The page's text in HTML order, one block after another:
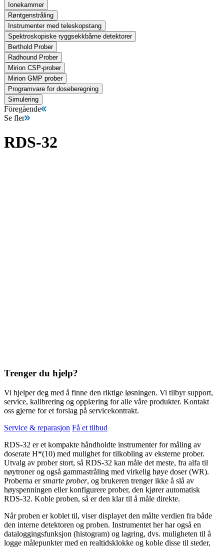
Ionekammer
Røntgenstråling
Instrumenter med teleskopstang
Spektroskopiske ryggsekkbårne detektorer
Berthold Prober
Radhound Prober
Mirion CSP-prober
Mirion GMP prober
Programvare for doseberegning
Simulering
Föregående
Se fler
RDS-32
Trenger du hjelp?
Vi hjelper deg med å finne den riktige løsningen. Vi tilbyr support,
service, kalibrering og opplæring for alle våre produkter. Kontakt
oss gjerne for et forslag på servicekontrakt.
Service & reparasjon Få et tilbud
RDS-32 er et kompakte håndholdte instrumenter for måling av
doserate H*(10) med mulighet for tilkobling av eksterne prober.
Utvalg av prober stort, så RDS-32 kan måle det meste, fra alfa til
nøytroner og også gammastråling med virkelig høye doser (WR).
Proberna ersmarte prober, og brukeren trenger ikke å slå av
høyspenningen eller konfigurere prober, den kjører automatisk
RDS-32. Koble proben, så er den klar til å måle direkte.
Når proben er koblet til, viser displayet den målte verdien fra både
den interne detektoren og proben. Instrumentet her har også en
dataloggingsfunksjon (histogram) og lagring, dvs. muligheten til å
logge målepunkter med en realtidsklokke og koble disse til steder,